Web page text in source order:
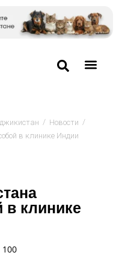
/ Новости /
в клинике Индии
в клинике
100